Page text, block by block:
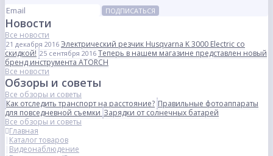
ПОДПИСАТЬСЯ
Новости
Все новости
21 декабря 2016 Электрический резчик Husqvarna K 3000 Electric со
скидкой! 25 сентября 2016 Теперь в нашем магазине представлен новый
бренд инструмента ATORCH
Все новости
Обзоры и советы
Все обзоры и советы
Как отследить транспорт на расстояние? Правильные фотоаппараты
для повседневной съемкиЗарядки от солнечных батарей
Все обзоры и советы
Главная
Каталог товаров
Видеонаблюдение